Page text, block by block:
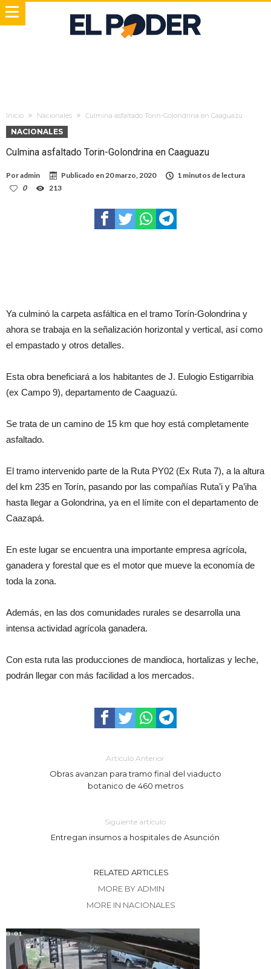
Inicio Nacionales Culmina asfaltado Torin-Golondrina en Caaguazu
NACIONALES
Culmina asfaltado Torin-Golondrina en Caaguazu
Poradmin Publicado en20 marzo, 2020
1 minutos de lectura
0
213
Ya culminó la carpeta asfáltica en el tramo Torín-Golondrina y
ahora se trabaja en la señalización horizontal y vertical, así como
el empastado y otros detalles.
Esta obra beneficiará a los habitantes de J. Eulogio Estigarribia
(ex Campo 9), departamento de Caaguazú.
Se trata de un camino de 15 km que hoy está completamente
asfaltado.
El tramo intervenido parte de la Ruta PY02 (Ex Ruta 7), a la altura
del km 235 en Torín, pasando por las compañías Ruta’i y Pa’iha
hasta llegar a Golondrina, ya en el límite con el departamento de
Caazapá.
En este lugar se encuentra una importante empresa agrícola,
ganadera y forestal que es el motor que mueve la economía de
toda la zona.
Además, en las dos comunidades rurales se desarrolla una
intensa actividad agrícola ganadera.
Con esta ruta las producciones de mandioca, hortalizas y leche,
podrán llegar con más facilidad a los mercados.
Artículo Anterior
Obras avanzan para tramo final del viaducto
botanico de 460 metros
Siguiente artículo
Entregan insumos a hospitales de Asunción
RELATED ARTICLES
MORE BY ADMIN
MORE IN NACIONALES